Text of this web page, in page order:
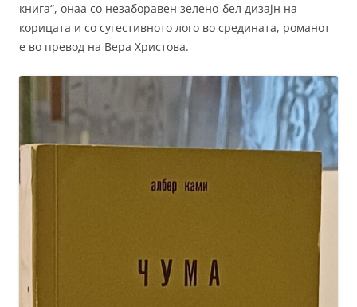
книга“, онаа со незаборавен зелено-бел дизајн на
корицата и со сугестивното лого во средината, романот
е во превод на Вера Христова.